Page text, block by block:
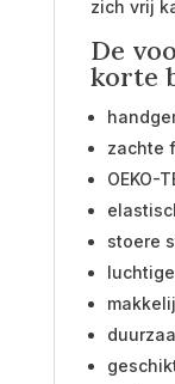
zich vrij
De
korte
zachte
OEKO-
stoere